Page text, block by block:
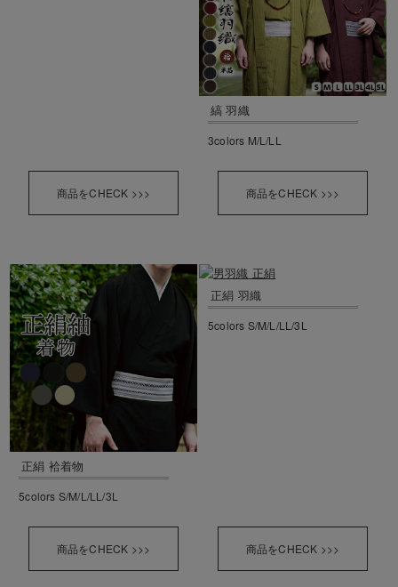
商品をCHECK >>>
縞 羽織
3colors M/L/LL
商品をCHECK >>>
正絹 袷着物
5colors S/M/L/LL/3L
商品をCHECK >>>
正絹 羽織
5colors S/M/L/LL/3L
商品をCHECK >>>